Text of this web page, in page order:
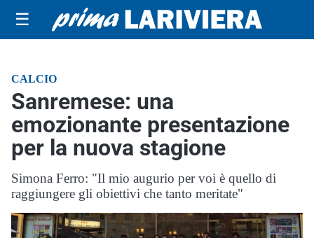
☰
CALCIO
Sanremese: una
emozionante presentazione
per la nuova stagione
Simona Ferro: "Il mio augurio per voi è quello di
raggiungere gli obiettivi che tanto meritate"